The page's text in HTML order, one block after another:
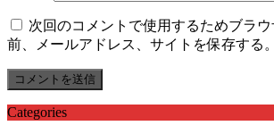
次回のコメントで使用するためブラ
前、メールアドレス、サイトを保存する。
Categories